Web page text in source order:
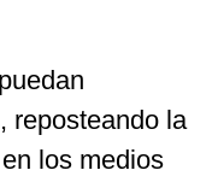
reposteando la
los medios